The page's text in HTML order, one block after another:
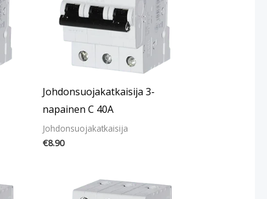
Johdonsuojakatkaisija 3-
napainen C 40A
Johdonsuojakatkaisija
€8.90